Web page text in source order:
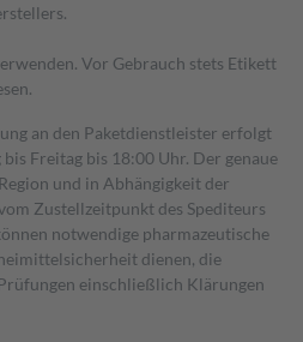
Vor Gebrauch stets Etikett
an den Paketdienstleister erfolgt
Freitag bis 18:00 Uhr. Der genaue
und in Abhängigkeit der
Zustellzeitpunkt des Spediteurs
notwendige pharmazeutische
dienen, die
einschließlich Klärungen